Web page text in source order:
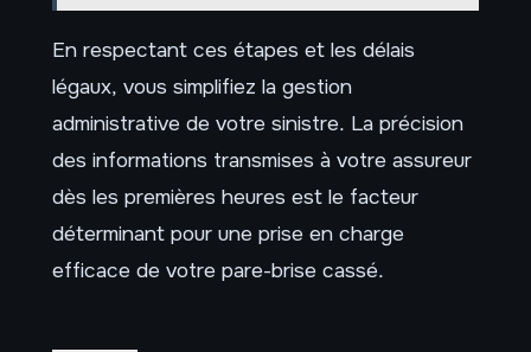
En respectant ces étapes et les délais
légaux, vous simplifiez la gestion
administrative de votre sinistre. La précision
des informations transmises à votre assureur
dès les premières heures est le facteur
déterminant pour une prise en charge
efficace de votre pare-brise cassé.